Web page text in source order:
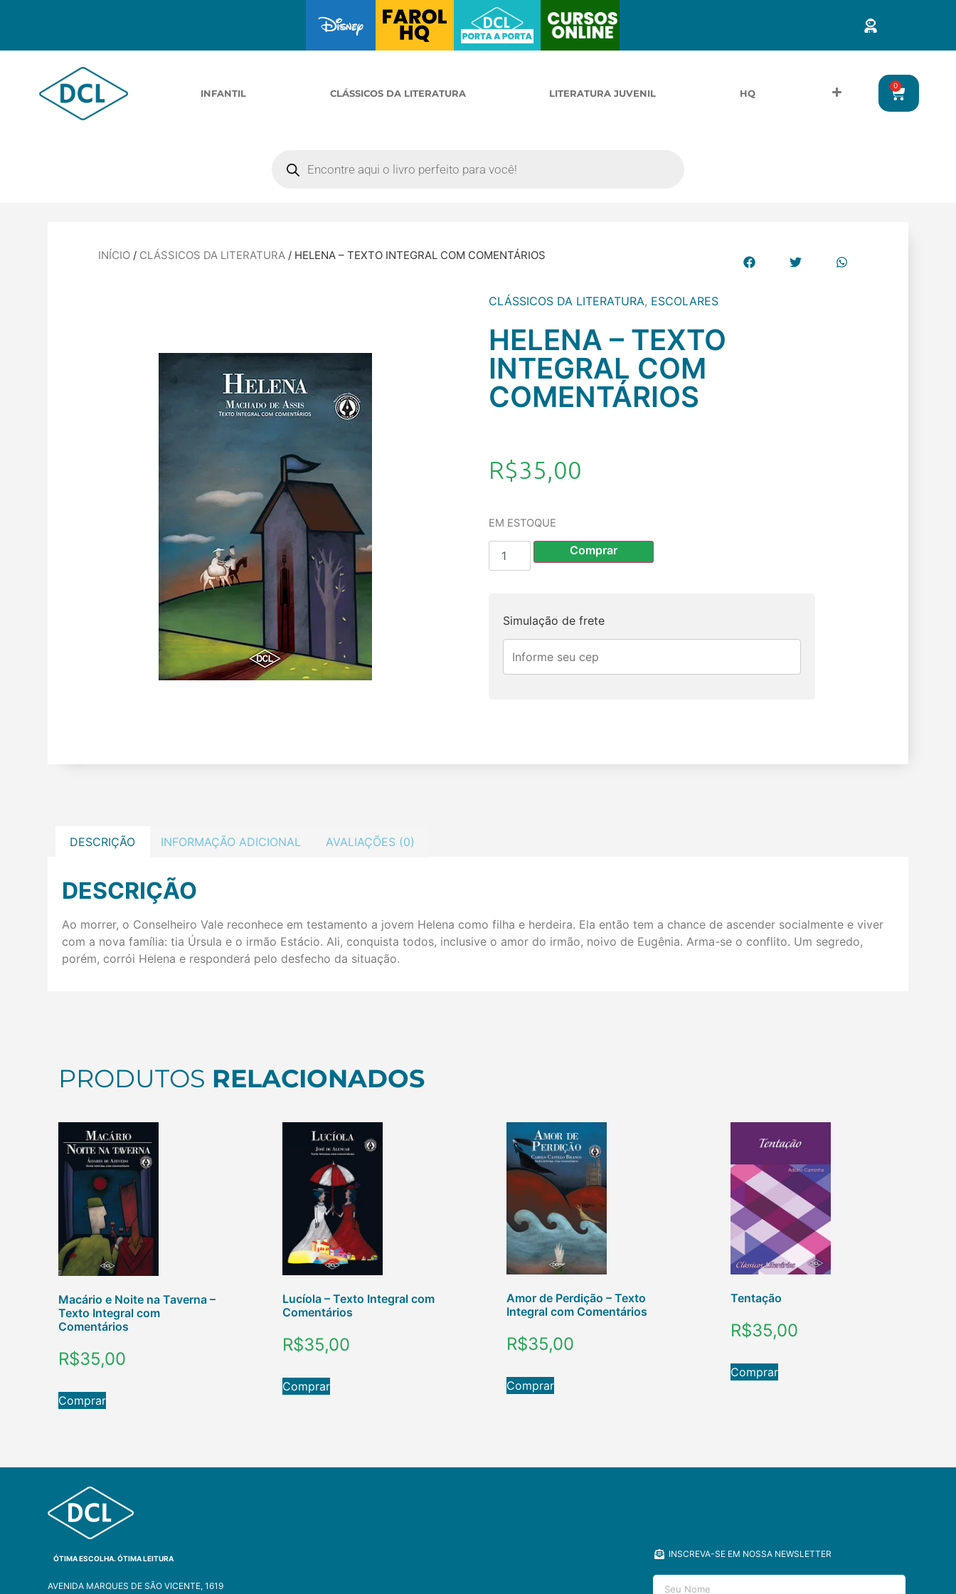
INFANTIL CLÁSSICOS DA LITERATURA LITERATURA JUVENIL HQ
0
INÍCIO/ CLÁSSICOS DA LITERATURA/ HELENA – TEXTO INTEGRAL COM COMENTÁRIOS
CLÁSSICOS DA LITERATURA, ESCOLARES
HELENA – TEXTO
INTEGRAL COM
COMENTÁRIOS
R$35,00
EM ESTOQUE
Comprar
Simulação de frete
DESCRIÇÃO INFORMAÇÃO ADICIONAL AVALIAÇÕES (0)
DESCRIÇÃO
Ao morrer, o Conselheiro Vale reconhece em testamento a jovem Helena como filha e herdeira. Ela então tem a chance de ascender socialmente e viver
com a nova família: tia Úrsula e o irmão Estácio. Ali, conquista todos, inclusive o amor do irmão, noivo de Eugênia. Arma-se o conflito. Um segredo,
porém, corrói Helena e responderá pelo desfecho da situação.
PRODUTOS RELACIONADOS
Macário e Noite na Taverna –
Texto Integral com
Comentários
R$35,00
Comprar
Lucíola – Texto Integral com
Comentários
R$35,00
Comprar
Amor de Perdição – Texto
Integral com Comentários
R$35,00
Comprar
Tentação
R$35,00
Comprar
ÓTIMA ESCOLHA. ÓTIMA LEITURA
AVENIDA MARQUES DE SÃO VICENTE, 1619
INSCREVA-SE EM NOSSA NEWSLETTER